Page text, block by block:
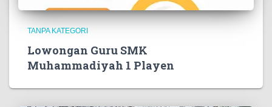
TANPA KATEGORI
Lowongan Guru SMK
Muhammadiyah 1 Playen